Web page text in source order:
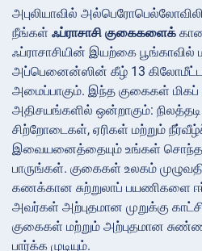
அபுலியாவில்
நீங்கள் ஃப்ராசாசி குகைகளைக்
ஃப்ராசாசியின் இயற்கை பூங்காவில்
அப்பெனைன்ஸின் கீழ் 13
அமைப்பாகும். இந்த குகைகள்
அதிசயங்களில் ஒன்றாகும்:
சிற்றோடைகள், ஏரிகள் மற்றும்
இவையனைத்தையும் உங்கள்
பாருங்கள். குகைகள் உலகம்
கணக்கான சுற்றுலாப் பயணிகளை
அவர்கள் அற்புதமான முறுக்கு
குகைகள் மற்றும் அற்புதமான
பார்க்க முடியும்.